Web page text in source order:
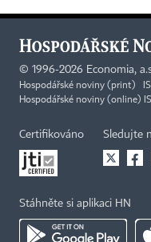
© 1996-2026 Economia,
Hospodářské noviny (print)
Hospodářské noviny (online)
Certifikováno Sledujte
Stáhněte si aplikaci HN